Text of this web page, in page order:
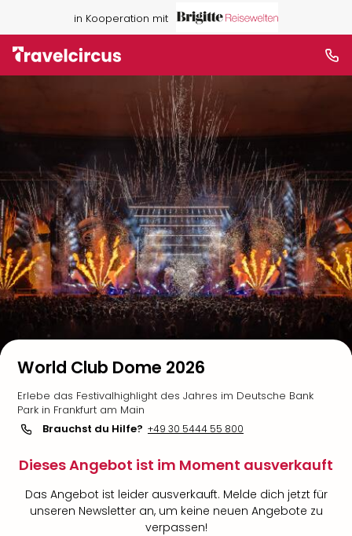
in Kooperation mit
World Club Dome 2026
Erlebe das Festivalhighlight des Jahres im Deutsche Bank
Park in Frankfurt am Main
Brauchst du Hilfe? +49 30 5444 55 800
Dieses Angebot ist im Moment ausverkauft
Das Angebot ist leider ausverkauft. Melde dich jetzt für
unseren Newsletter an, um keine neuen Angebote zu
verpassen!